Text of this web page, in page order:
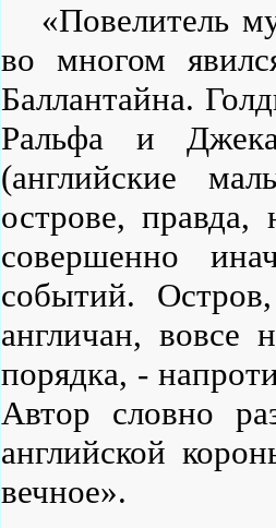
«Повелитель
во многом
Баллантайна.
Ральфа и Джека
(английские
острове, правда,
совершенно
событий.
англичан, вовсе
порядка, -
Автор словно
английской
вечное».